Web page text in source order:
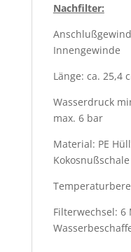
Nachfilter:
Innengewinde
Länge: ca. 25,4
Wasserdruck
max. 6 bar
Material: PE
Kokosnußschale
Filterwechsel: 6